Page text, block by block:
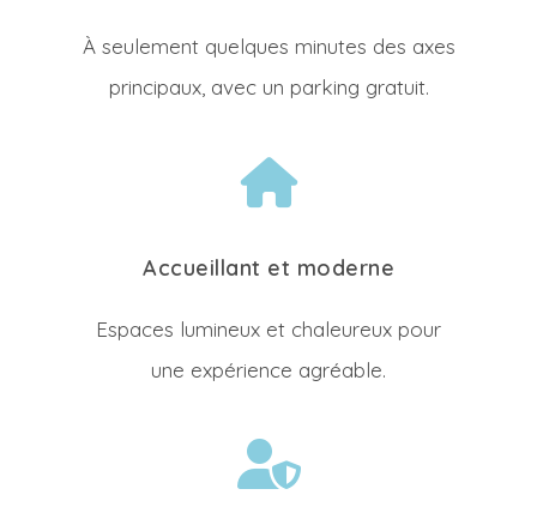
À seulement quelques minutes des axes
principaux, avec un parking gratuit.
Accueillant et moderne
Espaces lumineux et chaleureux pour
une expérience agréable.